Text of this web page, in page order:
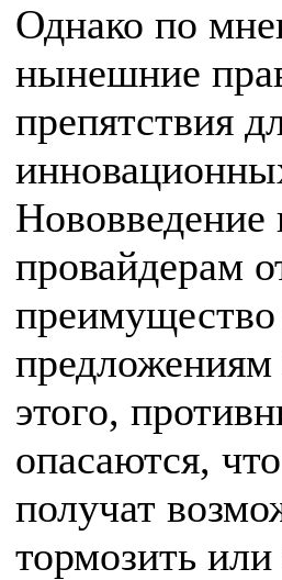
Однако по
нынешние
препятствия
Нововведение
провайдерам
этого,
опасаются,
получат
тормозить